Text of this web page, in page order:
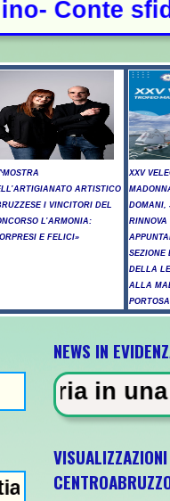
ARTISTICO
I VINCITORI DEL
L’ARMONIA:
E FELICI»
XXV
DOMANI,
SEZIONE
DELLA
ALLA
L'Italia
NEWS IN
scuola a